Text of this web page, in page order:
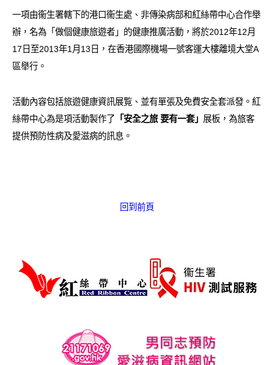
統計數字
愛滋病病毒感染與醫護人員專家組
愛滋病呈報表格
其他
一項由衞生署轄下的港口衞生處、非傳染病部和紅絲帶中心合作舉
辦，名為「做個健康旅遊者」的健康推廣活動，將於2012年12月
17日至2013年1月13日，在香港國際機場一號客運大樓離境大堂A
區舉行。
活動內容包括旅遊健康資訊展覧、並有單張及免費安全套派發。紅
絲帶中心為是項活動製作了 「安全之旅 要有一套」 展板，為旅客
提供預防性病及愛滋病的訊息。
回到前頁